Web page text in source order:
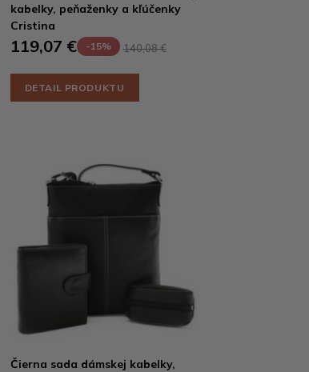
kabelky, peňaženky a kľúčenky
Cristina
119,07 € -15% 140,08 €
DETAIL PRODUKTU
Čierna sada dámskej kabelky,